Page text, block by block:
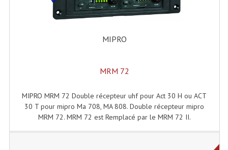
MIPRO
MRM 72
MIPRO MRM 72 Double récepteur uhf pour Act 30 H ou ACT
30 T pour mipro Ma 708, MA 808. Double récepteur mipro
MRM 72. MRM 72 est Remplacé par le MRM 72 II.